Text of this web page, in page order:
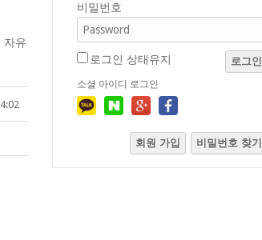
자유
비밀번호
로그인 상태유지 로그인
소셜 아이디 로그인
회원 가입 비밀번호 찾기